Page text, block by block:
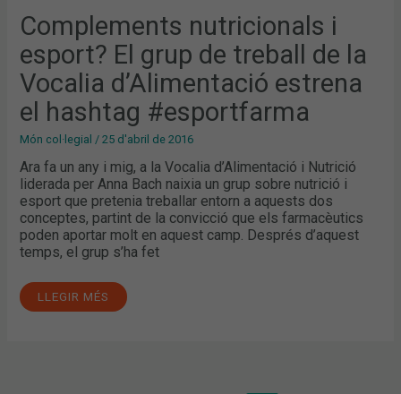
Complements nutricionals i
esport? El grup de treball de la
Vocalia d’Alimentació estrena
el hashtag #esportfarma
Món col·legial /25 d'abril de 2016
Ara fa un any i mig, a la Vocalia d’Alimentació i Nutrició
liderada per Anna Bach naixia un grup sobre nutrició i
esport que pretenia treballar entorn a aquests dos
conceptes, partint de la convicció que els farmacèutics
poden aportar molt en aquest camp. Després d’aquest
temps, el grup s’ha fet
LA
VOCALIA
D’ALIMENTACIÓ
ESTRENA
EL
HASHTAG
#ESPORTFARMA
LLEGIR MÉS